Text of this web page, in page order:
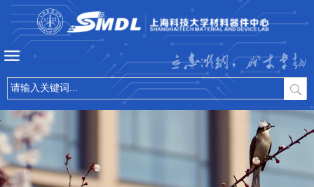
立志微纳，成才卓越